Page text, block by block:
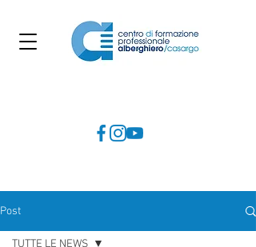
Post
TUTTE LE NEWS